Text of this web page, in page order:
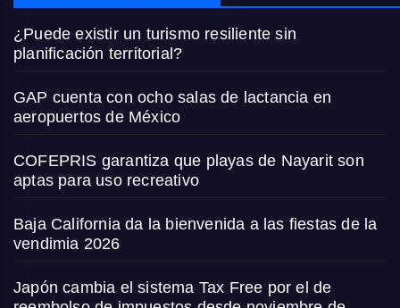
¿Puede existir un turismo resiliente sin
planificación territorial?
GAP cuenta con ocho salas de lactancia en
aeropuertos de México
COFEPRIS garantiza que playas de Nayarit son
aptas para uso recreativo
Baja California da la bienvenida a las fiestas de la
vendimia 2026
Japón cambia el sistema Tax Free por el de